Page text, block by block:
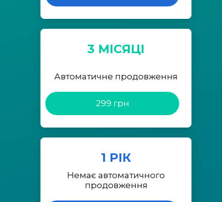
3 МІСЯЦІ
Автоматичне продовження
299 грн
1 РІК
Немає автоматичного
продовження